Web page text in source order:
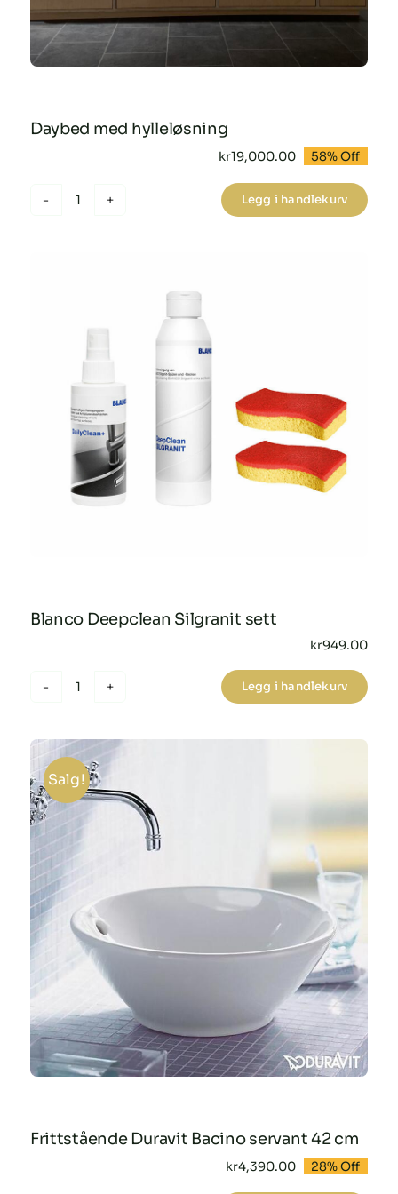
Daybed med hylleløsning
Opprinnelig
kr45,000.00.
kr19,000.00Nåværende
kr19,000.00.
58% Off
Daybed
Legg i handlekurv
Blanco Deepclean Silgranit sett
kr949.00
Blanco
Silgranit
sett
antall
Legg i handlekurv
Salg!
Frittstående Duravit Bacino servant 42 cm
Opprinnelig
kr4,390.00Nåværende
28% Off